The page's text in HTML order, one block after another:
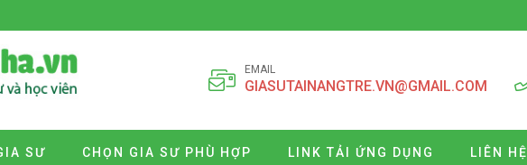
EMAIL
GIASUTAINANGTRE.VN@GMAIL.COM
SƯ CHỌN GIA SƯ PHÙ HỢP LINK TẢI ỨNG DỤNG LIÊN HỆ